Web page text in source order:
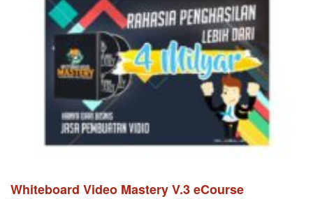
Whiteboard Video Mastery V.3 eCourse